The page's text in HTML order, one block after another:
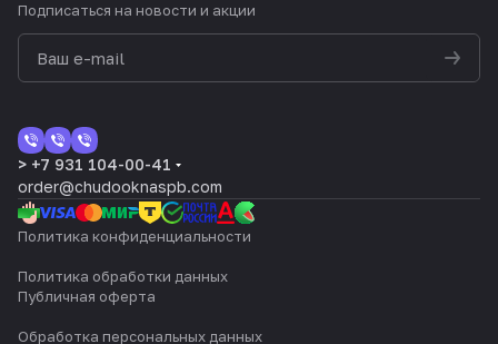
Подписаться на новости и акции
> +7 931 104-00-41
order@chudooknaspb.com
Политика конфиденциальности
Политика обработки данных
Публичная оферта
Обработка персональных данных